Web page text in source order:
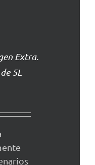
Extra.
5L